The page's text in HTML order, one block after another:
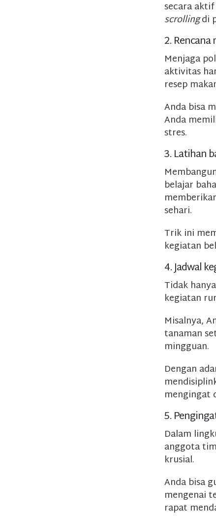
secara
scrollingdi
2.
Menjaga
aktivitas
resep
Anda bisa
Anda
stres.
3. Latihan
belajar
sehari.
Trik ini
kegiatan
4. Jadwal
Tidak
kegiatan
Misalnya,
tanaman
mingguan.
Dengan
mengingat
5.
Dalam
anggota
krusial.
Anda bisa
mengenai
rapat